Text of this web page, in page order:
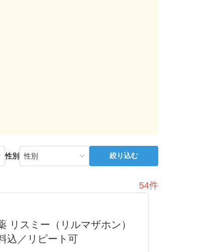
性別 絞り込む
54件
リスミー（リルマザホン）
込／リピート可